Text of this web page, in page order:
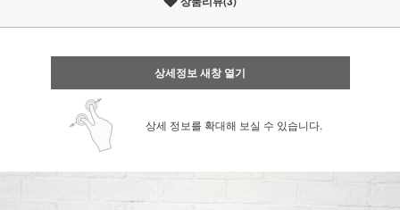
상세정보 새창 열기
상세 정보를 확대해 보실 수 있습니다.